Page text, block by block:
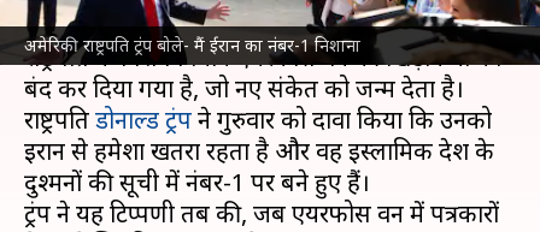
अमेरिकी राष्ट्रपति ट्रंप बोले- मैं ईरान का नंबर-1 निशाना
अमेरिका
और ईरान के बीच तनाव बढ़ने पर अमेरिकी
राष्ट्रपति के विशेष विमान एयरफोर्स वन की खिड़कियों को
बंद कर दिया गया है, जो नए संकेत को जन्म देता है।
राष्ट्रपतिडोनाल्ड ट्रंपने गुरुवार को दावा किया कि उनको
ईरान से हमेशा खतरा रहता है और वह इस्लामिक देश के
दुश्मनों की सूची में नंबर-1 पर बने हुए हैं।
ट्रंप ने यह टिप्पणी तब की, जब एयरफोर्स वन में पत्रकारों